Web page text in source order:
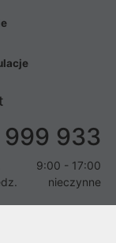
933
9:00 - 17:00
nieczynne